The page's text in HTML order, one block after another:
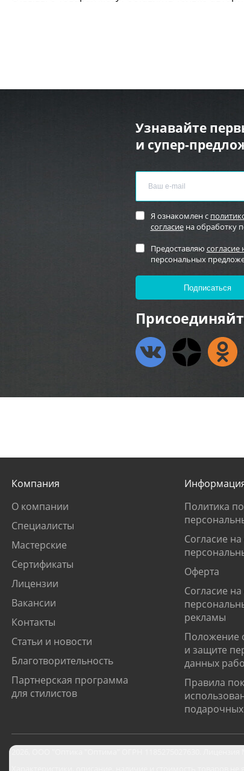
Узнавайте
и супер-
Я ознакомлен с
согласиена обработку
Предоставляю
персональных
Компания
О компании
Специалисты
Мастерские
Сертификаты
Лицензии
Вакансии
Контакты
Статьи и новости
Благотворительность
Партнерская программа
для стилистов
Политика
Согласие
Оферта
Согласие
рекламы
Положение
и защите
данных
Правила
подарочных
Характеристики, описание, наличие и стоимость товаров